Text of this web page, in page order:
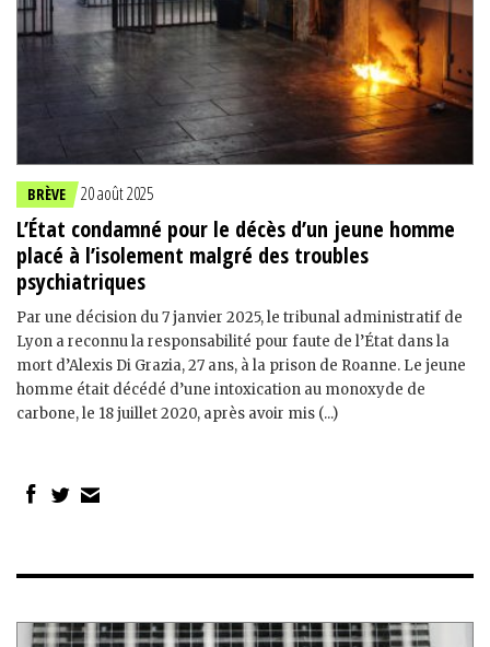
BRÈVE 20 août 2025
L’État condamné pour le décès d’un jeune homme
placé à l’isolement malgré des troubles
psychiatriques
Par une décision du 7 janvier 2025, le tribunal administratif de
Lyon a reconnu la responsabilité pour faute de l’État dans la
mort d’Alexis Di Grazia, 27 ans, à la prison de Roanne. Le jeune
homme était décédé d’une intoxication au monoxyde de
carbone, le 18 juillet 2020, après avoir mis (...)